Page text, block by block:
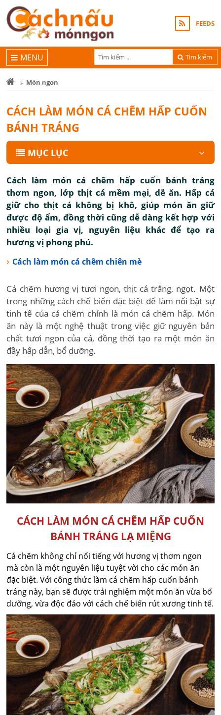
FEEDS
Tìm kiếm
MENU
Món ngon
CÁCH LÀM MÓN CÁ CHẼM HẤP CUỐN
BÁNH TRÁNG
MỤC LỤC
Cách làm món cá chẽm hấp cuốn bánh tráng
thơm ngon, lớp thịt cá mềm mại, dễ ăn. Hấp cá
giữ cho thịt cá không bị khô, giúp món ăn giữ
được độ ẩm, đồng thời cũng dễ dàng kết hợp với
nhiều loại gia vị, nguyên liệu khác để tạo ra
hương vị phong phú.
Cách làm món cá chẽm chiên mè
Cá chẽm hương vị tươi ngon, thịt cá trắng, ngọt. Một
trong những cách chế biến đặc biệt để làm nổi bật sự
tinh tế của cá chẽm chính là món cá chẽm hấp. Món
ăn này là một nghệ thuật trong việc giữ nguyên bản
chất tươi ngon của cá, đồng thời tạo ra một món ăn
đầy hấp dẫn, bổ dưỡng.
CÁCH LÀM MÓN CÁ CHẼM HẤP CUỐN
BÁNH TRÁNG LẠ MIỆNG
Cá chẽm không chỉ nổi tiếng với hương vị thơm ngon
mà còn là một nguyên liệu tuyệt vời cho các món ăn
đặc biệt. Với công thức làm cá chẽm hấp cuốn bánh
tráng này, bạn sẽ được trải nghiệm một món ăn vừa bổ
dưỡng, vừa độc đáo với cách chế biến rút xương tinh tế.